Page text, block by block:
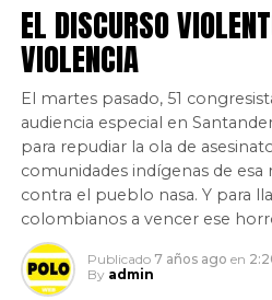
EL DISCURSO
VIOLENCIA
El martes pasado, 51
audiencia especial en
para repudiar la ola de
comunidades indígenas de esa
contra el pueblo nasa. Y para
colombianos a vencer ese
Publicado 7 años ago en
By admin